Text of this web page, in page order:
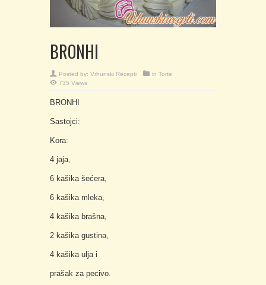
BRONHI
Posted by: Vrhunski Recepti in Torte
735 Views
BRONHI
Sastojci:
Kora:
4 jaja,
6 kašika šećera,
6 kašika mleka,
4 kašika brašna,
2 kašika gustina,
4 kašika ulja i
prašak za pecivo.